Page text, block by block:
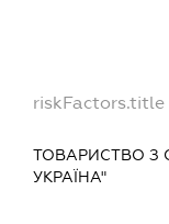
riskFactors.title
ТОВАРИСТВО З
УКРАЇНА"